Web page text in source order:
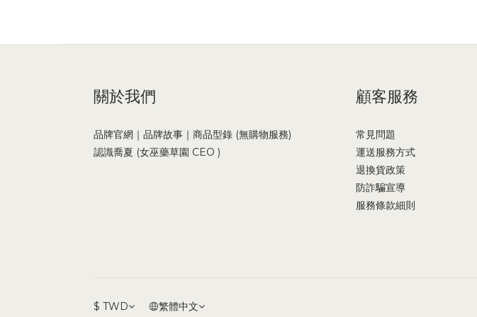
關於我們
品牌官網｜品牌故事｜商品型錄 (無購物服務)
認識喬夏 (女巫藥草園 CEO )
顧客服務
常見問題
運送服務方式
退換貨政策
防詐騙宣導
服務條款細則
$ TWD 繁體中文